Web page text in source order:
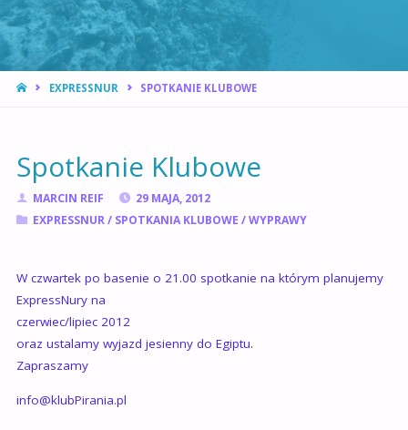
STRONA
EXPRESSNUR SPOTKANIE KLUBOWE
Spotkanie Klubowe
MARCIN REIF
29 MAJA, 2012
EXPRESSNUR/ SPOTKANIA KLUBOWE /WYPRAWY
W czwartek po basenie o 21.00 spotkanie na którym planujemy
ExpressNury na
czerwiec/lipiec 2012
oraz ustalamy wyjazd jesienny do Egiptu.
Zapraszamy
info@klubPirania.pl